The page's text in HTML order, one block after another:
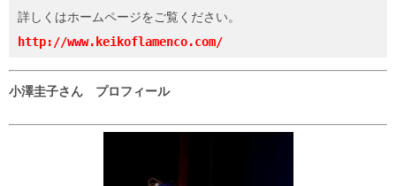
http://www.keikoflamenco.com/
小澤圭子さん プロフィール